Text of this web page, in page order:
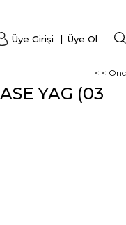
Üye Girişi Üye Ol
< <
YAG (03